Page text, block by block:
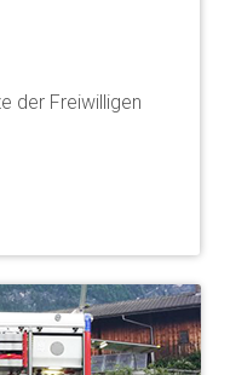
der Freiwilligen